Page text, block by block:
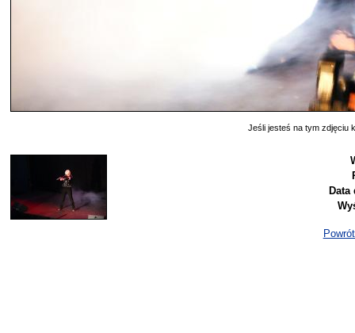
Jeśli jesteś na tym zdjęciu
Data